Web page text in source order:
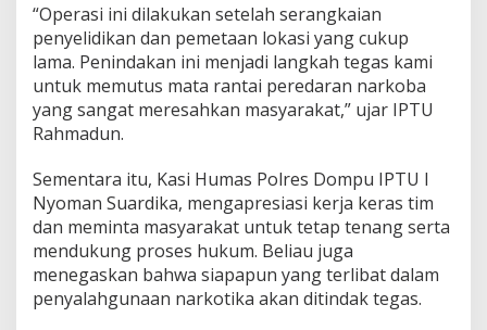
“Operasi ini dilakukan setelah serangkaian
penyelidikan dan pemetaan lokasi yang cukup
lama. Penindakan ini menjadi langkah tegas kami
untuk memutus mata rantai peredaran narkoba
yang sangat meresahkan masyarakat,” ujar IPTU
Rahmadun.
Sementara itu, Kasi Humas Polres Dompu IPTU I
Nyoman Suardika, mengapresiasi kerja keras tim
dan meminta masyarakat untuk tetap tenang serta
mendukung proses hukum. Beliau juga
menegaskan bahwa siapapun yang terlibat dalam
penyalahgunaan narkotika akan ditindak tegas.